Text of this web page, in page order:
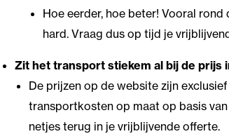
Hoe eerder, hoe beter! Vooral rond
hard. Vraag dus op tijd je
Zit het transport stiekem al bij de prijs
De prijzen op de website zijn
transportkosten op maat op basis
netjes terug in je vrijblijvende offerte.